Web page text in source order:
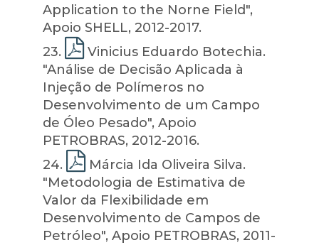
Application to the Norne Field",
Apoio SHELL, 2012-2017.
23.
Vinicius Eduardo Botechia.
"Análise de Decisão Aplicada à
Injeção de Polímeros no
Desenvolvimento de um Campo
de Óleo Pesado", Apoio
PETROBRAS, 2012-2016.
24.
Márcia Ida Oliveira Silva.
"Metodologia de Estimativa de
Valor da Flexibilidade em
Desenvolvimento de Campos de
Petróleo", Apoio PETROBRAS, 2011-